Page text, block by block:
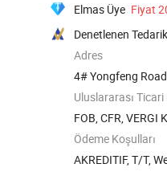
Elmas Üye Fiyat
Denetlenen
Adres
4# Yongfeng
Wenzhou, ...
Uluslararası
FOB, CFR, VERGI
Ödeme Koşulları
AKREDITIF, T/T,